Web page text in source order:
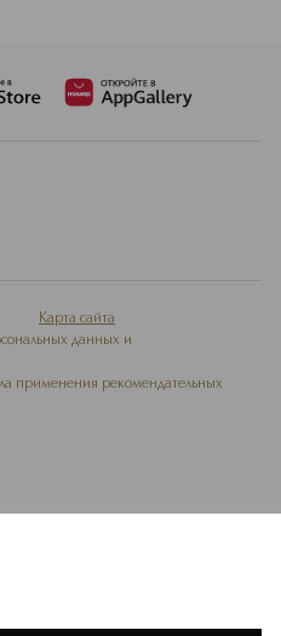
Карта сайта
данных и
применения рекомендательных